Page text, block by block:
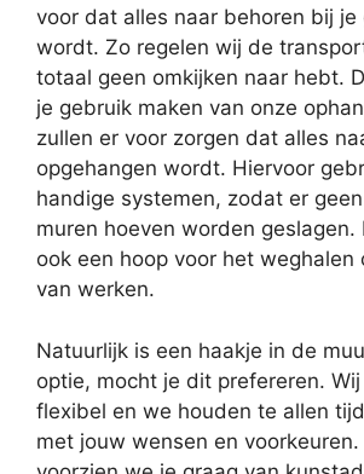
voor dat alles naar behoren bij je
wordt. Zo regelen wij de
totaal geen omkijken naar hebt.
je gebruik maken van onze
zullen er voor zorgen dat alles
opgehangen wordt. Hiervoor
handige systemen, zodat er
muren hoeven worden geslagen.
ook een hoop voor het weghalen
van werken.
Natuurlijk is een haakje in de
optie, mocht je dit prefereren.
flexibel en we houden te allen
met jouw wensen en voorkeuren.